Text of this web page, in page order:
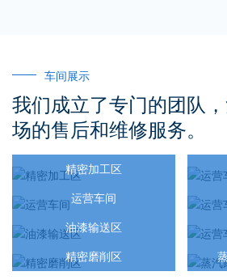
车间展示
我们成立了专门的团队
场的售后和维修服务。
精密加工区
运营车间
油漆输送区
精密磨削区